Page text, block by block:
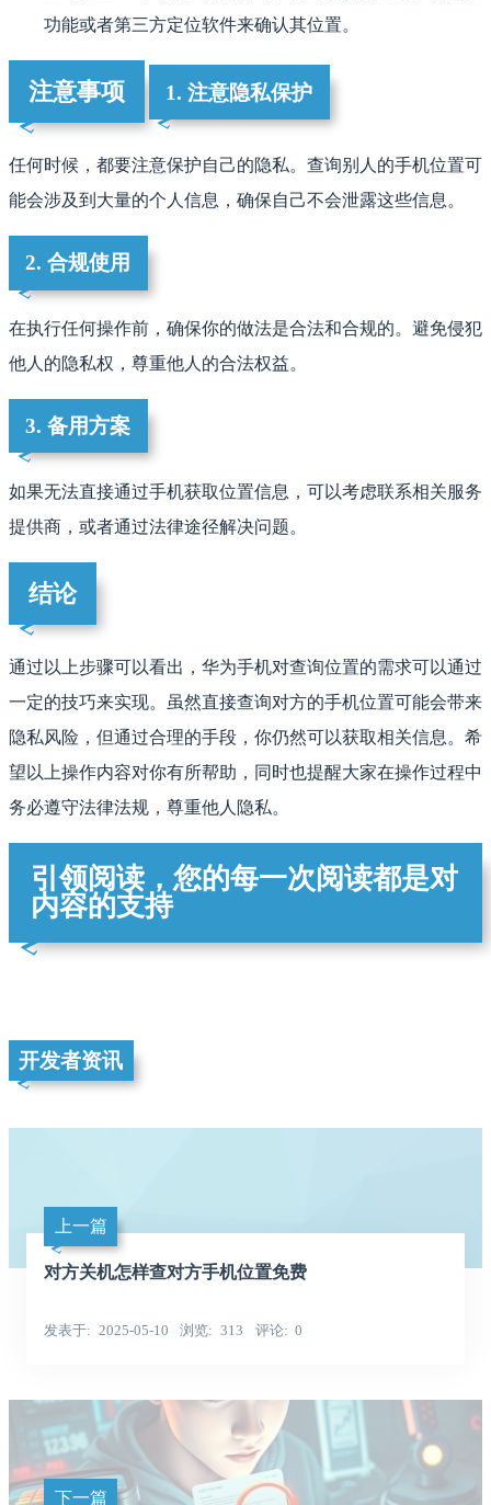
功能或者第三方定位软件来确认其位置。
注意事项 1. 注意隐私保护
任何时候，都要注意保护自己的隐私。查询别人的手机位置可
能会涉及到大量的个人信息，确保自己不会泄露这些信息。
2. 合规使用
在执行任何操作前，确保你的做法是合法和合规的。避免侵犯
他人的隐私权，尊重他人的合法权益。
3. 备用方案
如果无法直接通过手机获取位置信息，可以考虑联系相关服务
提供商，或者通过法律途径解决问题。
结论
通过以上步骤可以看出，华为手机对查询位置的需求可以通过
一定的技巧来实现。虽然直接查询对方的手机位置可能会带来
隐私风险，但通过合理的手段，你仍然可以获取相关信息。希
望以上操作内容对你有所帮助，同时也提醒大家在操作过程中
务必遵守法律法规，尊重他人隐私。
引领阅读，您的每一次阅读都是对
内容的支持
开发者资讯
上一篇
对方关机怎样查对方手机位置免费
发表于 2025-05-10 浏览 313 评论 0
下一篇